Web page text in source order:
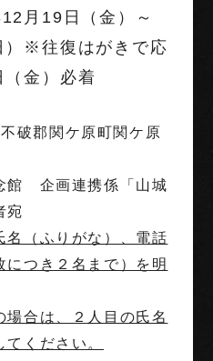
月19日（金）～
）※往復はがきで応
金）必着
破郡関ケ原町関ケ原
館 企画連携係「山城
宛
（ふりがな）、電話
つき２名まで）を明
合は、２人目の氏名
てください。